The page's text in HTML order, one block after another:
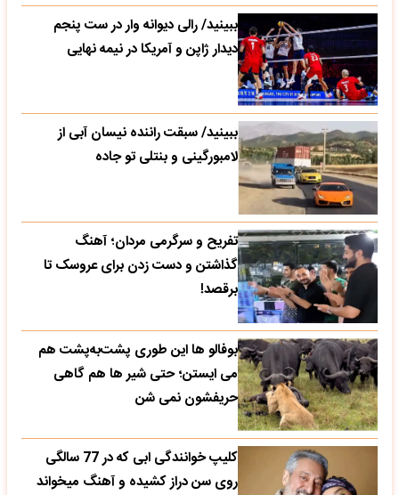
ببینید/ رالی دیوانه وار در ست پنجم
دیدار ژاپن و آمریکا در نیمه نهایی
ببینید/ سبقت راننده نیسان آبی از
لامبورگینی و بنتلی تو جاده
تفریح و سرگرمی مردان؛ آهنگ
گذاشتن و دست زدن برای عروسک تا
برقصد!
بوفالو ها این‌ طوری پشت‌به‌پشت هم
می‌ ایستن؛ حتی شیر ها هم گاهی
حریفشون نمی‌ شن
کلیپ خوانندگی ابی که در 77 سالگی
روی سن دراز کشیده و آهنگ میخواند